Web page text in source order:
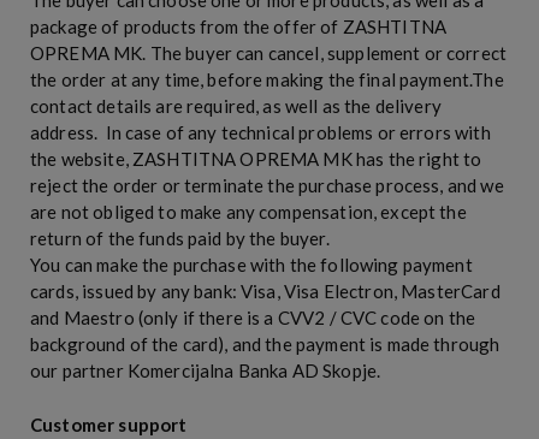
package of products from the offer of ZASHTITNA
OPREMA MK. The buyer can cancel, supplement or correct
the order at any time, before making the final payment.The
contact details are required, as well as the delivery
address. In case of any technical problems or errors with
the website, ZASHTITNA OPREMA MK has the right to
reject the order or terminate the purchase process, and we
are not obliged to make any compensation, except the
return of the funds paid by the buyer.
You can make the purchase with the following payment
cards, issued by any bank: Visa, Visa Electron, MasterCard
and Maestro (only if there is a CVV2 / CVC code on the
background of the card), and the payment is made through
our partner Komercijalna Banka AD Skopje.
Customer support